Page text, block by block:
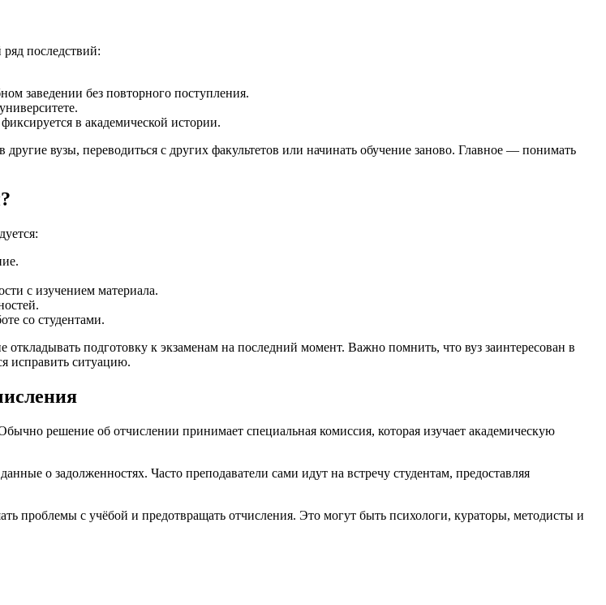
последствий:
заведении без повторного поступления.
в академической истории.
вузы, переводиться с других факультетов или начинать обучение заново. Главное — понимать
с изучением материала.
со студентами.
подготовку к экзаменам на последний момент. Важно помнить, что вуз заинтересован в
исправить ситуацию.
решение об отчислении принимает специальная комиссия, которая изучает академическую
о задолженностях. Часто преподаватели сами идут на встречу студентам, предоставляя
проблемы с учёбой и предотвращать отчисления. Это могут быть психологи, кураторы, методисты и